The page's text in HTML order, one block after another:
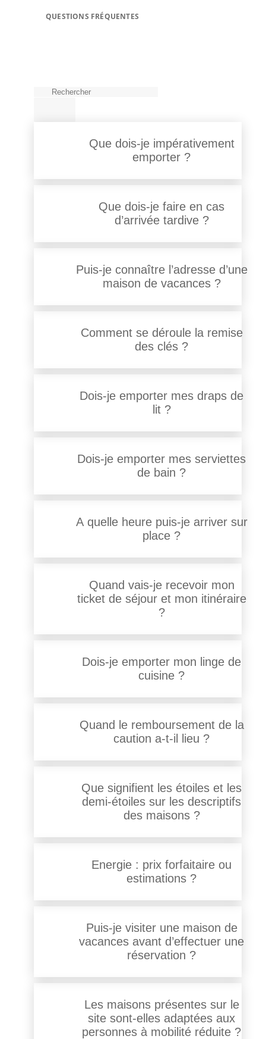
QUESTIONS FRÉQUENTES
Que dois-je impérativement
emporter ?
Que dois-je faire en cas
d’arrivée tardive ?
Puis-je connaître l’adresse d’une
maison de vacances ?
Comment se déroule la remise
des clés ?
Dois-je emporter mes draps de
lit ?
Dois-je emporter mes serviettes
de bain ?
A quelle heure puis-je arriver sur
place ?
Quand vais-je recevoir mon
ticket de séjour et mon itinéraire
?
Dois-je emporter mon linge de
cuisine ?
Quand le remboursement de la
caution a-t-il lieu ?
Que signifient les étoiles et les
demi-étoiles sur les descriptifs
des maisons ?
Energie : prix forfaitaire ou
estimations ?
Puis-je visiter une maison de
vacances avant d’effectuer une
réservation ?
Les maisons présentes sur le
site sont-elles adaptées aux
personnes à mobilité réduite ?